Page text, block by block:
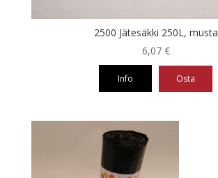
2500 Jätesäkki 250L, musta
6,07 €
Info Osta